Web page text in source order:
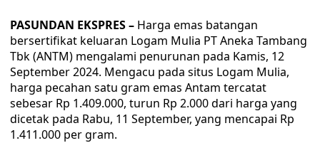
PASUNDAN EKSPRES – Harga emas batangan
bersertifikat keluaran Logam Mulia PT Aneka Tambang
Tbk (ANTM) mengalami penurunan pada Kamis, 12
September 2024. Mengacu pada situs Logam Mulia,
harga pecahan satu gram emas Antam tercatat
sebesar Rp 1.409.000, turun Rp 2.000 dari harga yang
dicetak pada Rabu, 11 September, yang mencapai Rp
1.411.000 per gram.